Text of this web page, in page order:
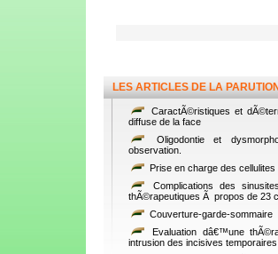
LES ARTICLES DE LA
CaractÃ©ristiques et
diffuse de la face
Oligodontie et
observation.
Prise en charge des
Complications des
thÃ©rapeutiques Ã propos de 23
Couverture-garde-sommaire
Evaluation dâ€™une
intrusion des incisives